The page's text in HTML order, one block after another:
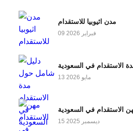
مدن اثيوبيا للاستقدام
09 فبراير 2026
الاستقدام في السعودية
13 مايو 2026
الاستقدام في السعودية
15 ديسمبر 2025